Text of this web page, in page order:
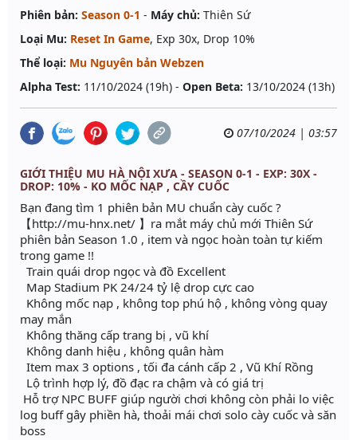
Phiên bản: Season 0-1 - Máy chủ: Thiên Sứ
Loại Mu: Reset In Game, Exp 30x, Drop 10%
Thể loại: Mu Nguyên bản Webzen
Alpha Test: 11/10/2024 (19h) - Open Beta: 13/10/2024 (13h)
07/10/2024 | 03:57
GIỚI THIỆU MU HÀ NỘI XƯA - SEASON 0-1 - EXP: 30X -
DROP: 10% - KO MỐC NẠP , CẦY CUỐC
Bạn đang tìm 1 phiên bản MU chuẩn cày cuốc ?
【http://mu-hnx.net/ 】ra mắt máy chủ mới Thiên Sứ
phiên bản Season 1.0 , item và ngọc hoàn toàn tự kiếm
trong game !!
Train quái drop ngọc và đồ Excellent
Map Stadium PK 24/24 tỷ lệ drop cực cao
Không mốc nạp , không top phú hộ , không vòng quay
may mắn
Không thăng cấp trang bị , vũ khí
Không danh hiệu , không quân hàm
Item max 3 options , tối đa cánh cấp 2 , Vũ Khí Rồng
Lộ trình hợp lý, đồ đạc ra chậm và có giá trị
Hỗ trợ NPC BUFF giúp người chơi không còn phải lo việc
log buff gây phiền hà, thoải mái chơi solo cày cuốc và săn
boss